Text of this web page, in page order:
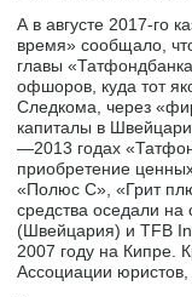
А в августе 2017-го
время» сообщало,
главы
офшоров, куда тот
Следкома, через
капиталы в
—2013 годах
приобретение
«Полюс С», «Грит
средства оседали
(Швейцария) и TFB
2007 году на Кипре.
Ассоциации юристов,